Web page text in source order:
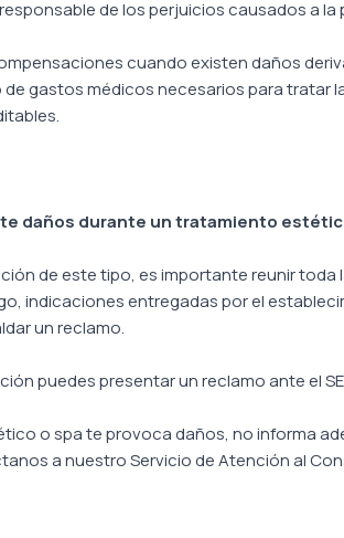
de los perjuicios causados a
cuando existen daños
de gastos médicos necesarios para
daños durante un tratamiento
de este tipo, es importante reunir
indicaciones entregadas por el
un reclamo.
puedes presentar un reclamo ante el
o spa te provoca daños, no informa
a nuestro Servicio de Atención al